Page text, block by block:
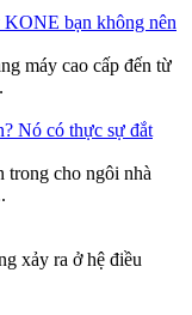
bạn không nên
máy cao cấp đến từ
Nó có thực sự đắt
trong cho ngôi nhà
xảy ra ở hệ điều